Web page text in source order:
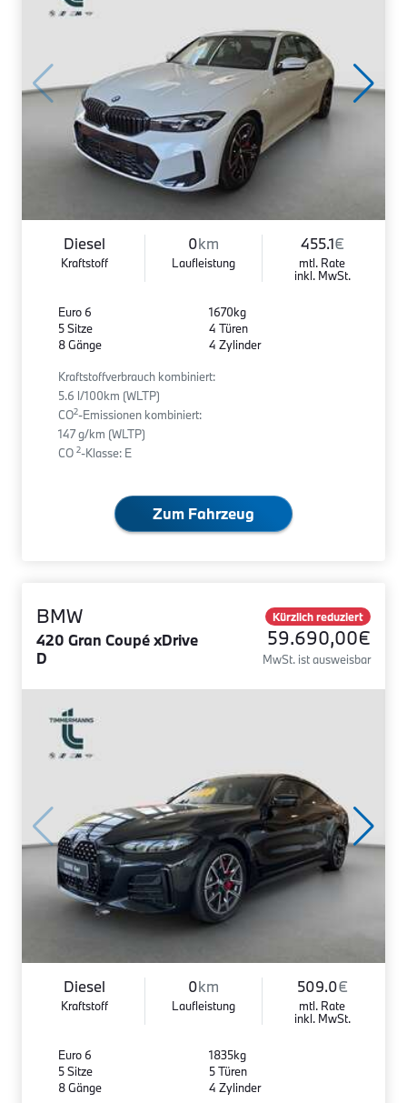
Diesel
Kraftstoff
0km
Laufleistung
455.1€
mtl. Rate
inkl. MwSt.
Euro 6
5 Sitze
8 Gänge
1670kg
4 Türen
4 Zylinder
Kraftstoffverbrauch kombiniert:
5.6 l/100km (WLTP)
CO2-Emissionen kombiniert:
147 g/km (WLTP)
CO 2-Klasse: E
Zum Fahrzeug
BMW
420 Gran Coupé xDrive
D
Kürzlich reduziert
59.690,00€
MwSt. ist ausweisbar
Diesel
Kraftstoff
0km
Laufleistung
509.0€
mtl. Rate
inkl. MwSt.
Euro 6
5 Sitze
8 Gänge
1835kg
5 Türen
4 Zylinder